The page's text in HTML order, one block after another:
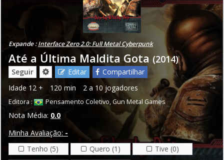
Expande :Interface Zero 2.0: Full Metal Cyberpunk
Até a Última Maldita Gota (2014)
Seguir Editar
Compartilhar
Idade 12 + 120 min 2 a 10 jogadores
Editora : Pensamento Coletivo,Gun Metal Games
Nota Média: 0.0
Minha Avaliação: -
Tenho (5)
Quero (1)
Tive (0)